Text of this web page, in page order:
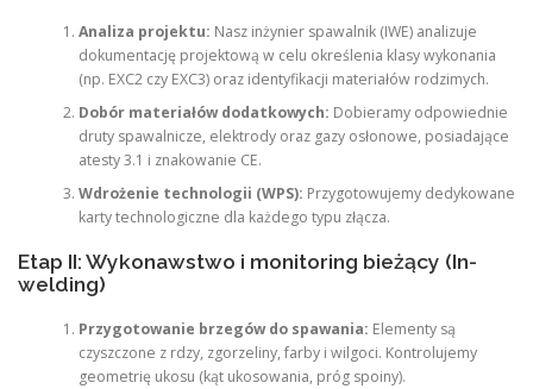
Analiza projektu: Nasz inżynier spawalnik (IWE) analizuje
dokumentację projektową w celu określenia klasy wykonania
(np. EXC2 czy EXC3) oraz identyfikacji materiałów rodzimych.
Dobór materiałów dodatkowych: Dobieramy odpowiednie
druty spawalnicze, elektrody oraz gazy osłonowe, posiadające
atesty 3.1 i znakowanie CE.
Wdrożenie technologii (WPS): Przygotowujemy dedykowane
karty technologiczne dla każdego typu złącza.
Etap II: Wykonawstwo i monitoring bieżący (In-
welding)
Przygotowanie brzegów do spawania: Elementy są
czyszczone z rdzy, zgorzeliny, farby i wilgoci. Kontrolujemy
geometrię ukosu (kąt ukosowania, próg spoiny).